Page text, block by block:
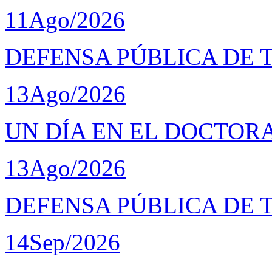
11Ago/2026
DEFENSA PÚBLICA DE
13Ago/2026
UN DÍA EN EL
13Ago/2026
DEFENSA PÚBLICA DE
14Sep/2026